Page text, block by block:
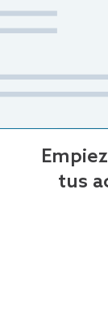
tus